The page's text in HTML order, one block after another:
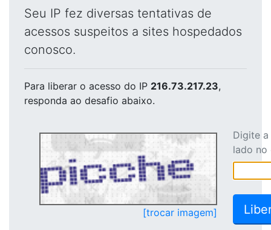
Seu IP fez diversas tentativas de
acessos suspeitos a sites hospedados
conosco.
Para liberar o acesso do IP 216.73.217.23,
responda ao desafio abaixo.
[trocar imagem]
Digite
lado no